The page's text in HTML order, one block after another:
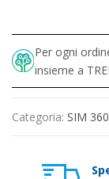
Per ogni
insieme a
Categoria: SIM